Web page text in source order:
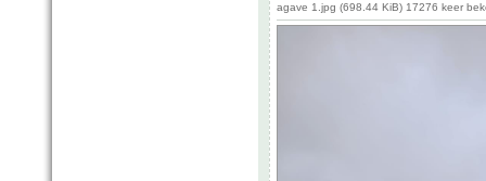
agave 1.jpg (698.44 KiB) 17276 keer